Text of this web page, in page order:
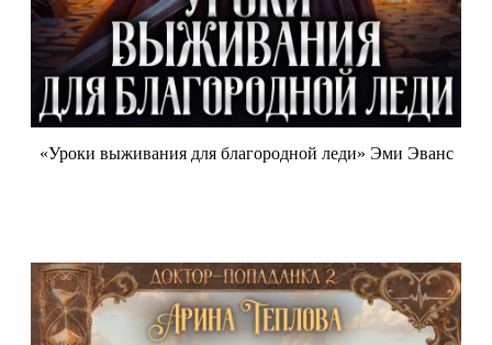
«Уроки выживания для благородной леди» Эми Эванс